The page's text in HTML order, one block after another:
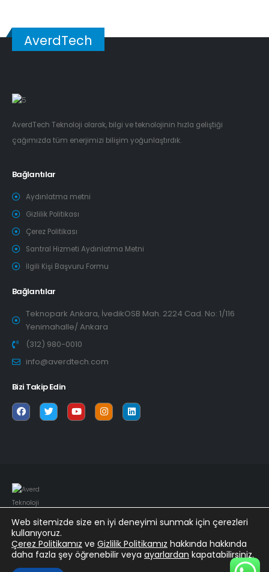
AverdTech
AverdTech Teknoloji olarak, bilgi ve teknolojinin hızla geliştiği
çağımızda tüm enerjimizi bilişim yoğunlaştırdık.
Bağlantılar
Aydınlatma metni
Gizlilik Politikası
Çerez Politikası
Santral Hizmeti Aydınlatma Metni
İlgili Kişi Başvuru Formu
Bağlantılar
Teknopark Ankara, İvedikOSB Mah. 2224 Cad. No: 1/116
Yenimahalle/ Ankara
(312) 980-0010
info@averdtech.com
Bizi Takip Edin
© Copyright 2022. All Rights Reserved.
Web sitemizde size en iyi deneyimi sunmak için çerezleri
kullanıyoruz.
Çerez Politikamız ve Gizlilik Politikamız hakkında hakkında
daha fazla şey öğrenebilir veya ayarlardan kapatabilirsiniz.